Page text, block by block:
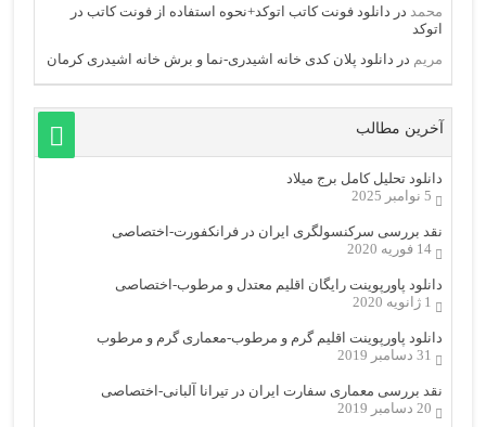
محمد در دانلود فونت کاتب اتوکد+نحوه استفاده از فونت کاتب در
اتوکد
مریم در دانلود پلان کدی خانه اشیدری-نما و برش خانه اشیدری کرمان
آخرین مطالب
دانلود تحلیل کامل برج میلاد
5 نوامبر 2025
نقد بررسی سرکنسولگری ایران در فرانکفورت-اختصاصی
14 فوریه 2020
دانلود پاورپوینت رایگان اقلیم معتدل و مرطوب-اختصاصی
1 ژانویه 2020
دانلود پاورپوینت اقلیم گرم و مرطوب-معماری گرم و مرطوب
31 دسامبر 2019
نقد بررسی معماری سفارت ایران در تیرانا آلبانی-اختصاصی
20 دسامبر 2019